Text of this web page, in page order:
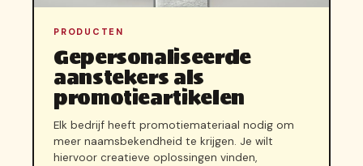
PRODUCTEN
Gepersonaliseerde
aanstekers als
promotieartikelen
Elk bedrijf heeft promotiemateriaal nodig om
meer naamsbekendheid te krijgen. Je wilt
hiervoor creatieve oplossingen vinden,